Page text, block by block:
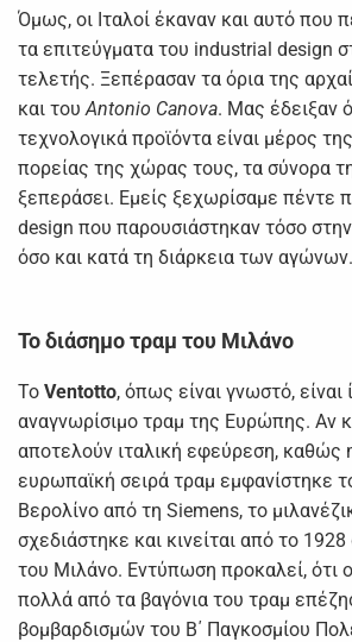
Όμως, οι Ιταλοί έκαναν και αυτό που
τα επιτεύγματα του industrial design
τελετής. Ξεπέρασαν τα όρια της
και του Antonio Canova. Μας έδειξαν
τεχνολογικά προϊόντα είναι μέρος
πορείας της χώρας τους, τα σύνορα
ξεπεράσει. Εμείς ξεχωρίσαμε πέντε
design που παρουσιάστηκαν τόσο
όσο και κατά τη διάρκεια των αγώνων.
Το διάσημο τραμ του Μιλάνο
Το Ventotto, όπως είναι γνωστό, είναι
αναγνωρίσιμο τραμ της Ευρώπης. Αν
αποτελούν ιταλική εφεύρεση, καθώς
ευρωπαϊκή σειρά τραμ εμφανίστηκε
Βερολίνο από τη Siemens, το
σχεδιάστηκε και κινείται από το
του Μιλάνο. Εντύπωση προκαλεί, ότι
πολλά από τα βαγόνια του τραμ
βομβαρδισμών του Β΄ Παγκοσμίου